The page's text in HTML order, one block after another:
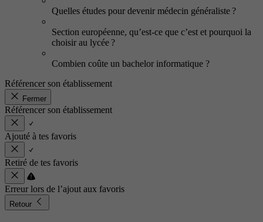
Quelles études pour devenir médecin généraliste ?
Section européenne, qu’est-ce que c’est et pourquoi la
choisir au lycée ?
Combien coûte un bachelor informatique ?
Référencer son établissement
Fermer
Référencer son établissement
Ajouté à tes favoris
Retiré de tes favoris
Erreur lors de l’ajout aux favoris
Retour